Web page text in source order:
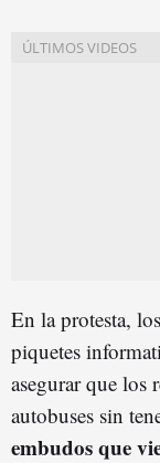
En la protesta,
piquetes
asegurar que los
autobuses sin
embudos que